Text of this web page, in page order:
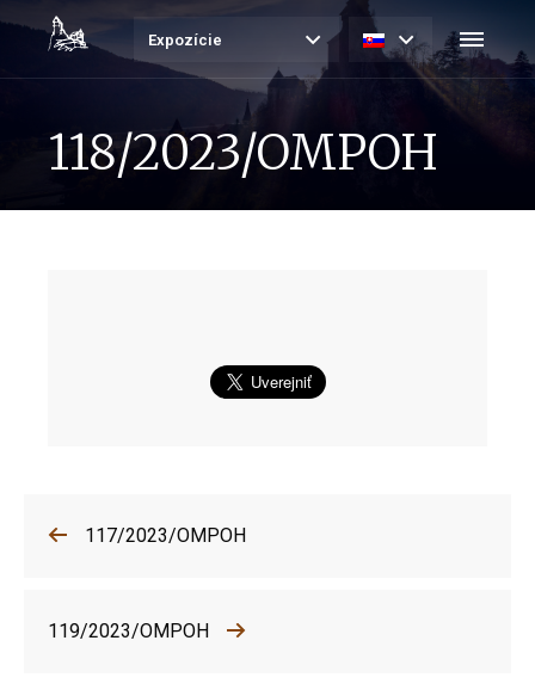
Expozície
118/2023/OMPOH
117/2023/OMPOH
119/2023/OMPOH